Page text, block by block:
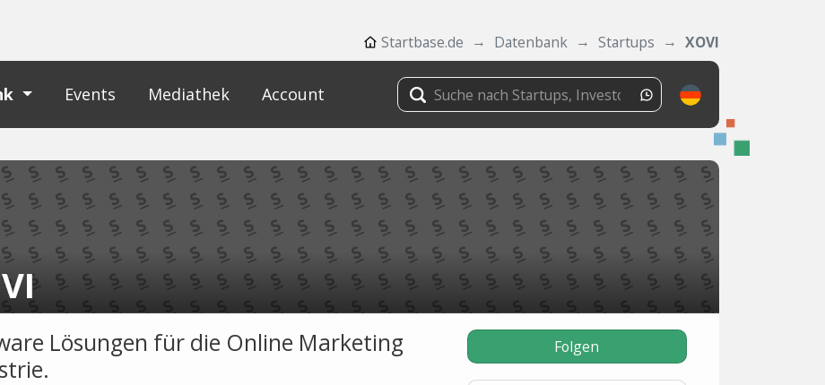
Startbase.de Datenbank Startups XOVI
Events Mediathek Account
Lösungen für die Online Marketing
Folgen